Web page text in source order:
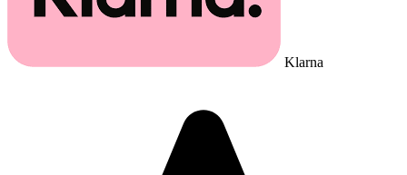
Klarna